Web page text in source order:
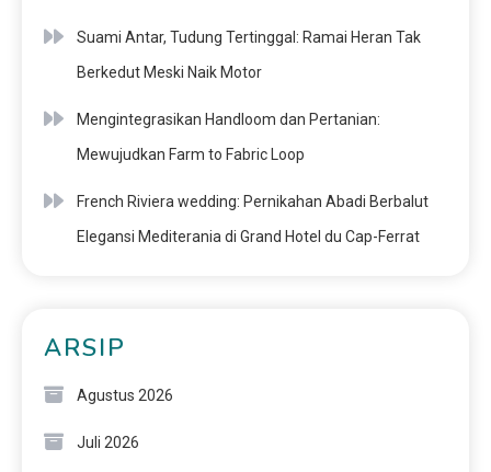
Suami Antar, Tudung Tertinggal: Ramai Heran Tak
Berkedut Meski Naik Motor
Mengintegrasikan Handloom dan Pertanian:
Mewujudkan Farm to Fabric Loop
French Riviera wedding: Pernikahan Abadi Berbalut
Elegansi Mediterania di Grand Hotel du Cap-Ferrat
ARSIP
Agustus 2026
Juli 2026